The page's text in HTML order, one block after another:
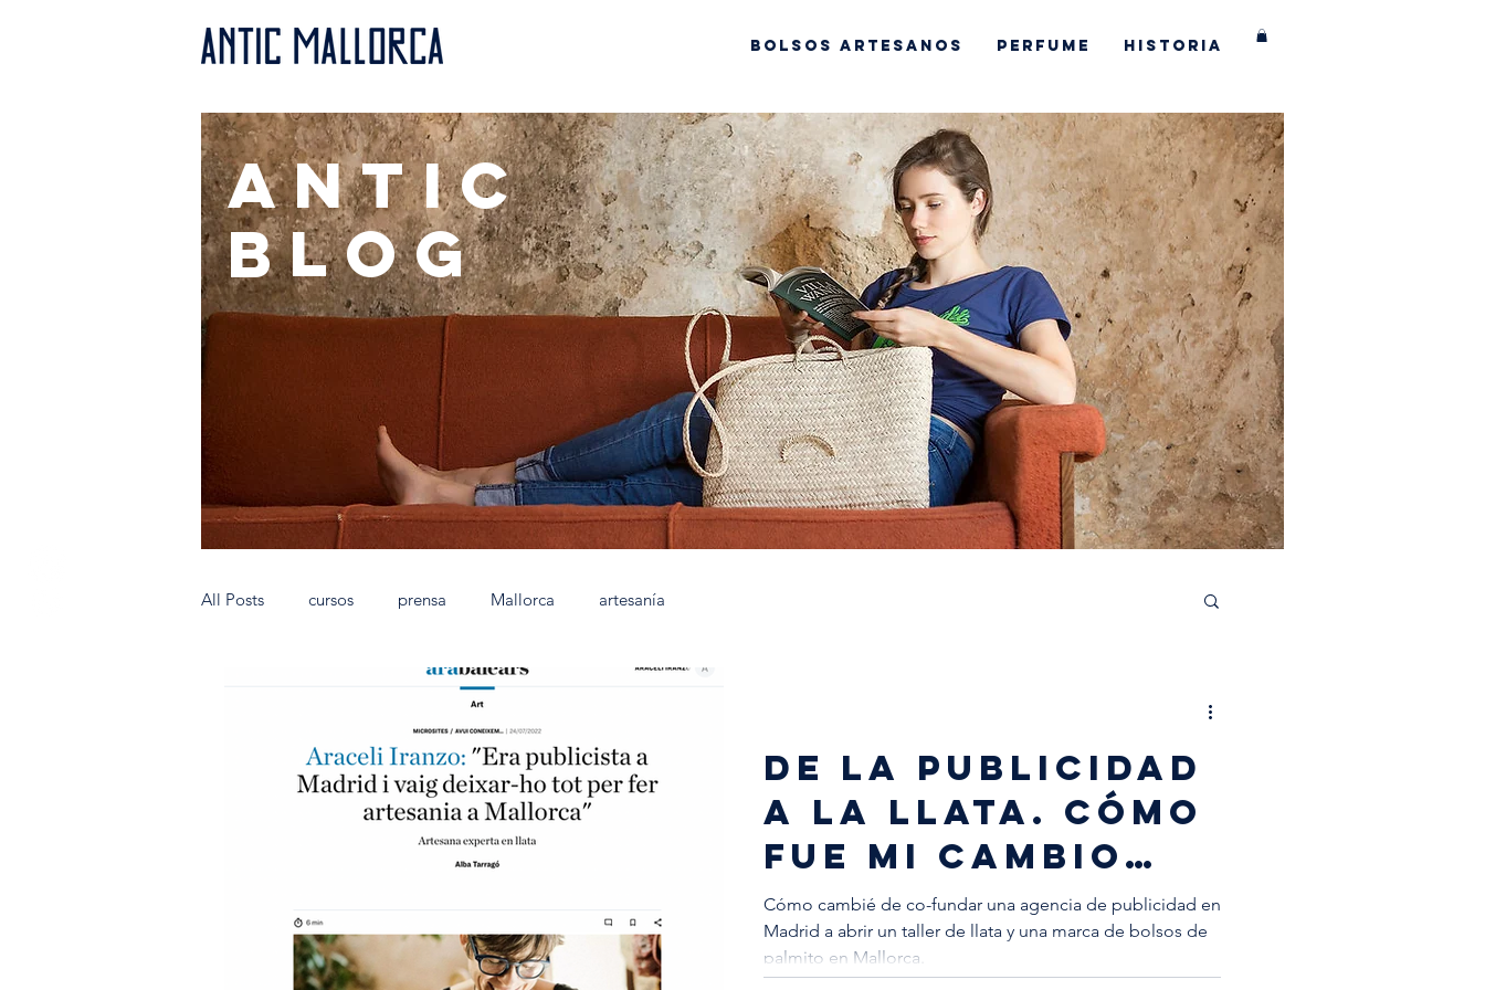
Bolsos artesanos Perfume Historia
antic
BLOG
All Posts cursos prensa Mallorca artesanía
de la publicidad
a la llata. cómo
fue mi cambio
vital
Cómo cambié de co-fundar una agencia de publicidad en
Madrid a abrir un taller de llata y una marca de bolsos de
palmito en Mallorca.